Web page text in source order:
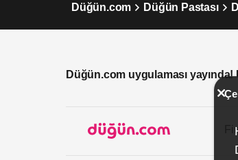
Düğün.com Düğün Pastası
Düğün.com uygulaması